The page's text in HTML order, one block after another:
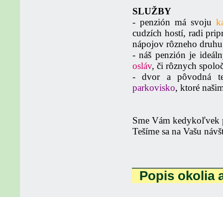
SLUŽBY
- penzión má svoju
cudzích hostí, radi
nápojov rôzneho
- náš penzión je
osláv, či rôznych
- dvor a pôvodná
parkovisko, ktoré
Sme Vám kedykoľvek
Tešíme sa na Vašu
Popis okolia